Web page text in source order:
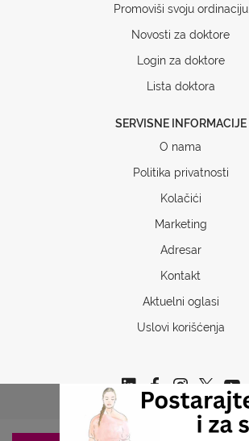
Promoviši svoju ordinaciju
Novosti za doktore
Login za doktore
Lista doktora
SERVISNE INFORMACIJE
O nama
Politika privatnosti
Kolačići
Marketing
Adresar
Kontakt
Aktuelni oglasi
Uslovi korišćenja